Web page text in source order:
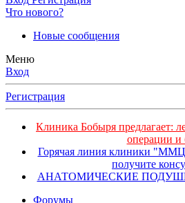
Что нового?
Новые сообщения
Меню
Вход
Регистрация
Клиника Бобыря предлагает:
операции и
Горячая линия клиники
получите
АНАТОМИЧЕСКИЕ
Форумы